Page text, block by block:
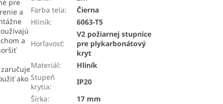
pre
a
a
ako
Farba tela:
Čierna
Hliník: 6063-T5
Horľavosť:
V2 požiarnej stupnice
pre plykarbonátový
kryt
Materiál:
Hliník
Stupeň
krytia:
IP20
Šírka:
17 mm